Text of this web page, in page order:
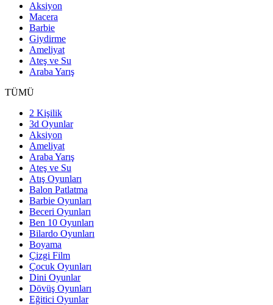
Aksiyon
Macera
Barbie
Giydirme
Ameliyat
Ateş ve Su
Araba Yarış
TÜMÜ
2 Kişilik
3d Oyunlar
Aksiyon
Ameliyat
Araba Yarış
Ateş ve Su
Atış Oyunları
Balon Patlatma
Barbie Oyunları
Beceri Oyunları
Ben 10 Oyunları
Bilardo Oyunları
Boyama
Çizgi Film
Çocuk Oyunları
Dini Oyunlar
Dövüş Oyunları
Eğitici Oyunlar